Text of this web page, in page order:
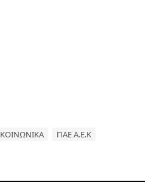
ΚΟΙΝΩΝΙΚΑ ΠΑΕ Α.Ε.Κ